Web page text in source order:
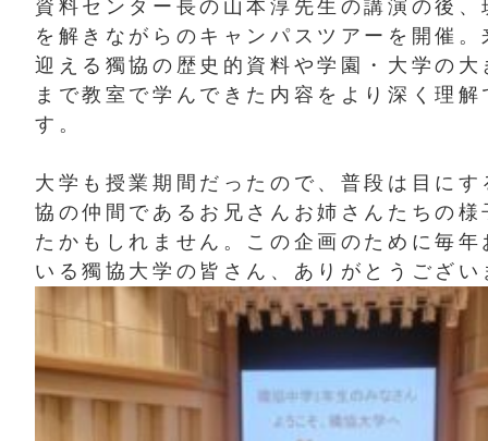
資料センター長の山本淳先生の講演の後
を解きながらのキャンパスツアーを開催
迎える獨協の歴史的資料や学園・大学の
まで教室で学んできた内容をより深く理
す。
大学も授業期間だったので、普段は目に
協の仲間であるお兄さんお姉さんたちの
たかもしれません。この企画のために毎
いる獨協大学の皆さん、ありがとうござい